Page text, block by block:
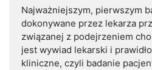
Najważniejszym, pierwszym
dokonywane przez lekarza
związanej z podejrzeniem
jest wywiad lekarski i
kliniczne, czyli badanie